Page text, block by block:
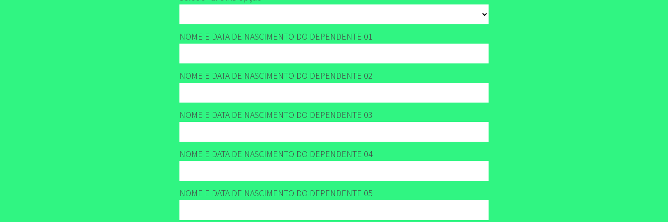
NOME E DATA DE NASCIMENTO DO DEPENDENTE 01
NOME E DATA DE NASCIMENTO DO DEPENDENTE 02
NOME E DATA DE NASCIMENTO DO DEPENDENTE 03
NOME E DATA DE NASCIMENTO DO DEPENDENTE 04
NOME E DATA DE NASCIMENTO DO DEPENDENTE 05